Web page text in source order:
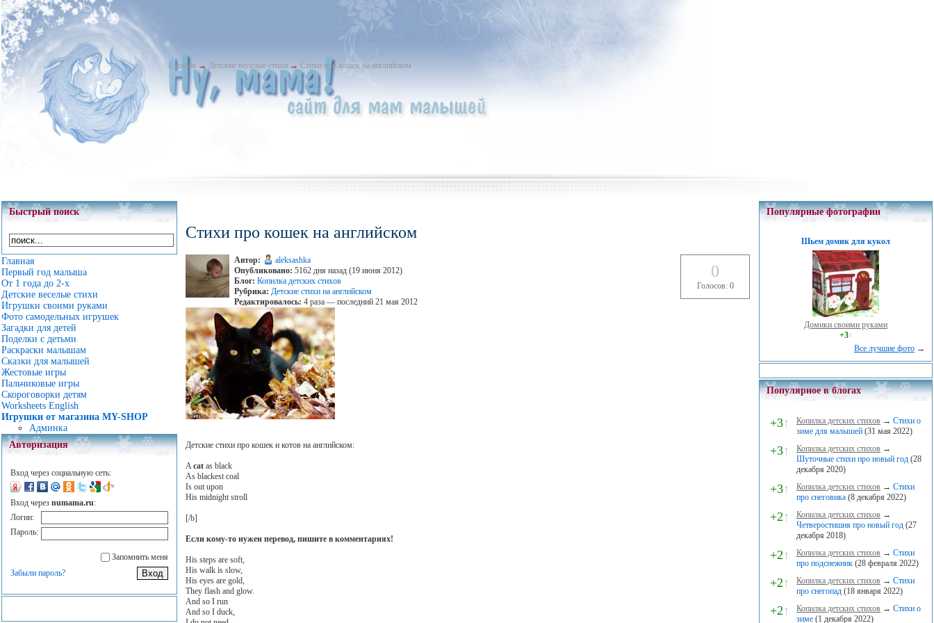
Главная → Детские веселые стихи → Стихи про кошек на английском
Быстрый поиск
Главная
Первый год малыша
От 1 года до 2-х
Детские веселые стихи
Игрушки своими руками
Фото самодельных игрушек
Загадки для детей
Поделки с детьми
Раскраски малышам
Сказки для малышей
Жестовые игры
Пальчиковые игры
Скороговорки детям
Worksheets English
Игрушки от магазина MY-SHOP
Админка
Авторизация
Вход через социальную сеть:
Вход через numama.ru:
Логин:
Пароль:
Запомнить меня
Забыли пароль?
Стихи про кошек на английском
Автор:
aleksashka
Опубликовано: 5162 дня назад (19 июня 2012)
Блог: Копилка детских стихов
Рубрика: Детские стихи на английском
Редактировалось: 4 раза — последний 21 мая 2012
0
Голосов: 0
Детские стихи про кошек и котов на английском:
Acat as black
As blackest coal
Is out upon
His midnight stroll
[/b]
Если кому-то нужен перевод, пишите в комментариях!
His steps are soft,
His walk is slow,
His eyes are gold,
They flash and glow.
And so I run
And so I duck,
Популярные фотографии
Шьем домик для кукол
Домики своими руками
+3↑
Все лучшие фото →
Популярное в блогах
+3↑ Копилка детских стихов → Стихи о
зиме для малышей (31 мая 2022)
+3↑ Копилка детских стихов →
Шуточные стихи про новый год (28
декабря 2020)
+3↑ Копилка детских стихов → Стихи
про снеговика (8 декабря 2022)
+2↑ Копилка детских стихов →
Четверостишия про новый год (27
декабря 2018)
+2↑ Копилка детских стихов → Стихи
про подснежник (28 февраля 2022)
+2↑ Копилка детских стихов → Стихи
про снегопад (18 января 2022)
+2↑ Копилка детских стихов → Стихи о
зиме (1 декабря 2022)